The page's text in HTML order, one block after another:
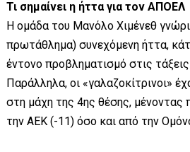
Τι σημαίνει η ήττα για τον ΑΠΟΕΛ
Η ομάδα του Μανόλο Χιμένεθ
πρωτάθλημα) συνεχόμενη ήττα,
έντονο προβληματισμό στις
Παράλληλα, οι «γαλαζοκίτρινοι»
στη μάχη της 4ης θέσης,
την ΑΕΚ (-11) όσο και από την